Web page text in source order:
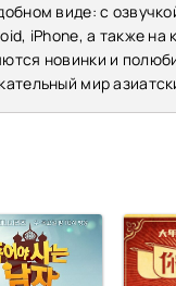
виде: с
iPhone, а также
новинки и
мир